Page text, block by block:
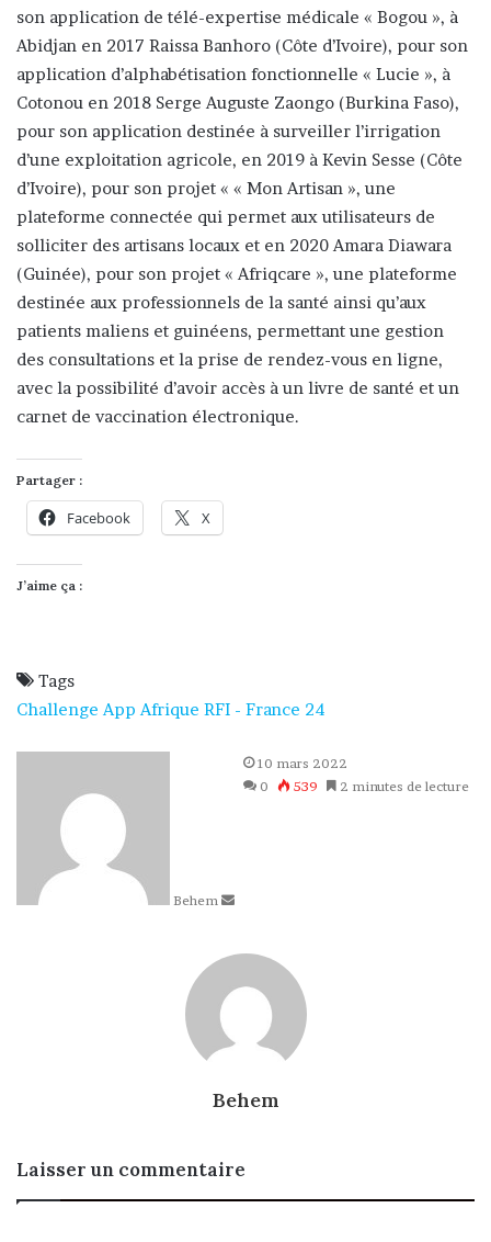
son application de télé-expertise médicale « Bogou », à
Abidjan en 2017 Raissa Banhoro (Côte d’Ivoire), pour son
application d’alphabétisation fonctionnelle « Lucie », à
Cotonou en 2018 Serge Auguste Zaongo (Burkina Faso),
pour son application destinée à surveiller l’irrigation
d’une exploitation agricole, en 2019 à Kevin Sesse (Côte
d’Ivoire), pour son projet « « Mon Artisan », une
plateforme connectée qui permet aux utilisateurs de
solliciter des artisans locaux et en 2020 Amara Diawara
(Guinée), pour son projet « Afriqcare », une plateforme
destinée aux professionnels de la santé ainsi qu’aux
patients maliens et guinéens, permettant une gestion
des consultations et la prise de rendez-vous en ligne,
avec la possibilité d’avoir accès à un livre de santé et un
carnet de vaccination électronique.
Partager :
Facebook X
J’aime ça :
Tags
Challenge App Afrique RFI - France 24
Behem
Envoyer
un
10 mars 2022
0
539 2 minutes de lecture
Behem
Laisser un commentaire